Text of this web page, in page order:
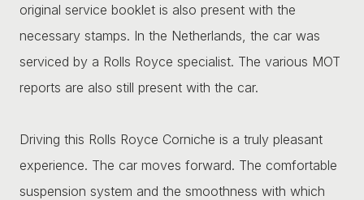
original service booklet is also present with the
necessary stamps. In the Netherlands, the car was
serviced by a Rolls Royce specialist. The various MOT
reports are also still present with the car.
Driving this Rolls Royce Corniche is a truly pleasant
experience. The car moves forward. The comfortable
suspension system and the smoothness with which